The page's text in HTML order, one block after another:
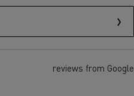
reviews from Google